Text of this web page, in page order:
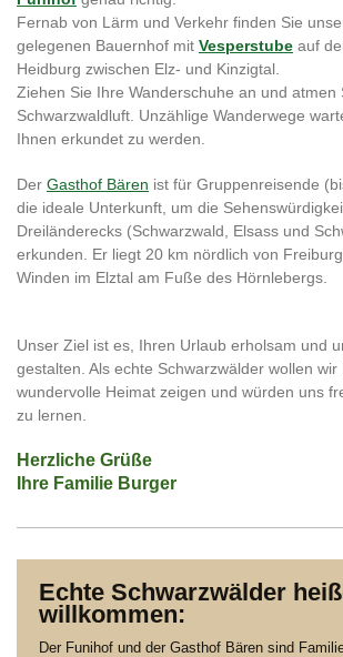
Fernab von Lärm und Verkehr finden Sie
gelegenen Bauernhof mit Vesperstube auf
Heidburg zwischen Elz- und Kinzigtal.
Ziehen Sie Ihre Wanderschuhe an und atmen
Schwarzwaldluft. Unzählige Wanderwege
Ihnen erkundet zu werden.
Der Gasthof Bären ist für Gruppenreisende
die ideale Unterkunft, um die
Dreiländerecks (Schwarzwald, Elsass und
erkunden. Er liegt 20 km nördlich von
Winden im Elztal am Fuße des Hörnlebergs.
Unser Ziel ist es, Ihren Urlaub erholsam und
gestalten. Als echte Schwarzwälder wollen wir
wundervolle Heimat zeigen und würden uns
zu lernen.
Herzliche Grüße
Ihre Familie Burger
Echte Schwarzwälder
willkommen:
Der Funihof und der Gasthof Bären sind